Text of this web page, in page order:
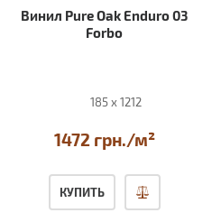
Винил Pure Oak Enduro 03
Forbo
185 x 1212
1472 грн./м²
КУПИТЬ